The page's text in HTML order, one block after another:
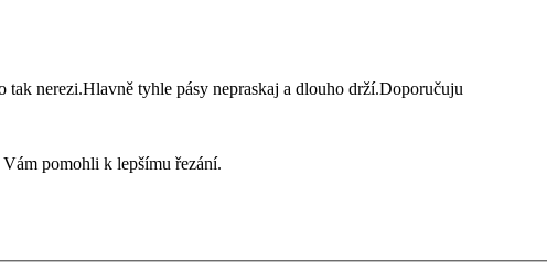
nerezi.Hlavně tyhle pásy nepraskaj a dlouho drží.Doporučuju
pomohli k lepšímu řezání.